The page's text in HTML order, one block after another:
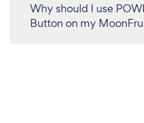
Why should I use
Button on my